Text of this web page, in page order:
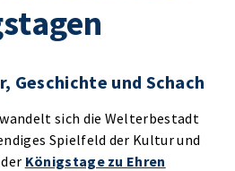
Geschichte und Schach
sich die Welterbestadt
Spielfeld der Kultur und
Königstage zu Ehren